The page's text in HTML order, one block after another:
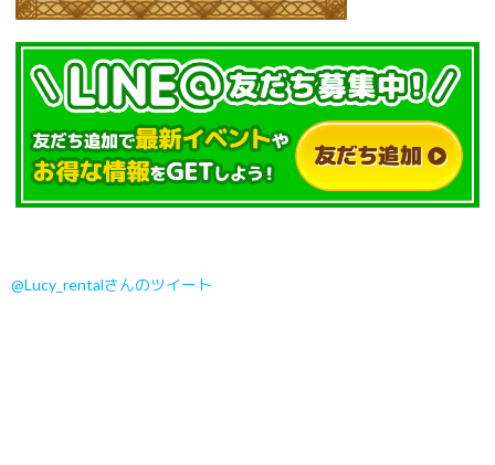
@Lucy_rentalさんのツイート